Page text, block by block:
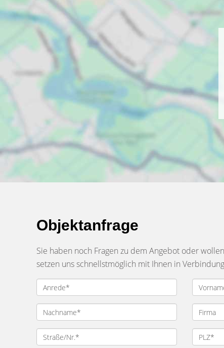
Objektanfrage
Sie haben noch Fragen zu dem Angebot oder
setzen uns schnellstmöglich mit Ihnen in